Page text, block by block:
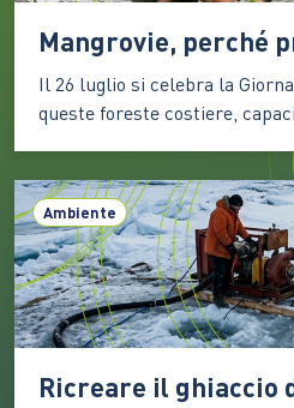
Il 26 luglio si celebra la
queste foreste costiere, capaci
vita e le economie di milioni
occupano una sottile fascia
subtropicali del pianeta, nei
Ambiente